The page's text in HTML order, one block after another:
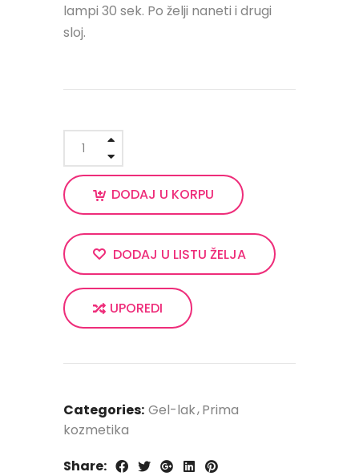
lampi 30 sek. Po želji naneti i drugi
sloj.
DODAJ U KORPU
DODAJ U LISTU ŽELJA
UPOREDI
Categories: Gel-lak Prima
kozmetika
Share: